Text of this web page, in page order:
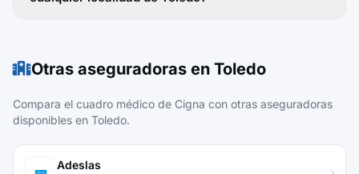
Otras aseguradoras en Toledo
Compara el cuadro médico de Cigna con otras aseguradoras
disponibles en Toledo.
Adeslas